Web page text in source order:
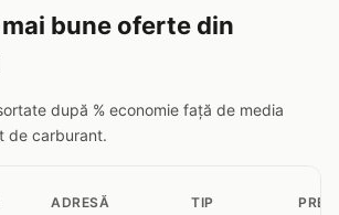
bune oferte din
după % economie față de media
de carburant.
ADRESĂ TIP PREȚ